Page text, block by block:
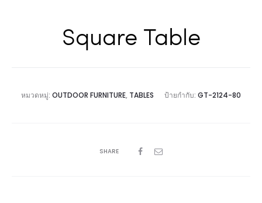
Square Table
หมวดหมู่: OUTDOOR FURNITURE, TABLES ป้ายกำกับ: GT-2124-80
SHARE